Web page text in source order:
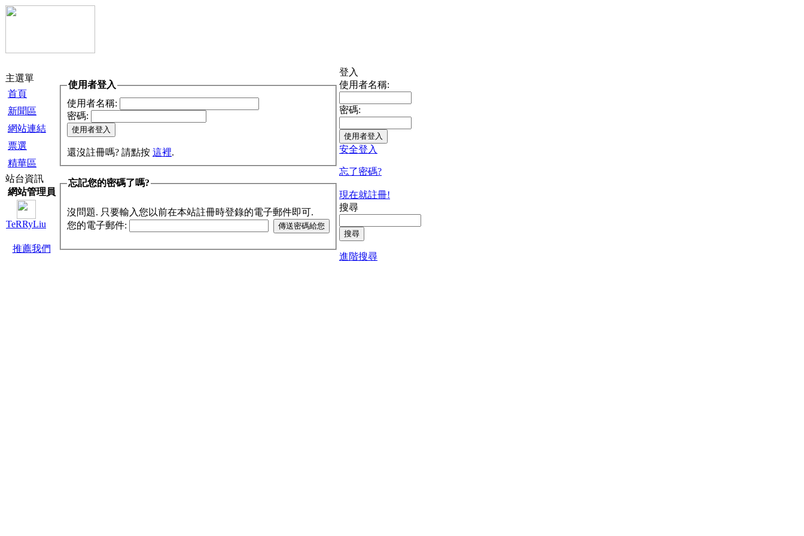
主選單
首頁
新聞區
網站連結
票選
精華區
站台資訊
網站管理員
TeRRyLiu
推薦我們
使用者登入
使用者名稱:
密碼:
還沒註冊嗎? 請點按 這裡.
忘記您的密碼了嗎?
沒問題. 只要輸入您以前在本站註冊時登錄的電子郵件即可.
您的電子郵件:
登入
使用者名稱:
密碼:
安全登入
忘了密碼?
現在就註冊!
搜尋
進階搜尋